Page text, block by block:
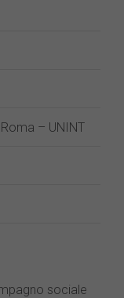
– UNINT
sociale